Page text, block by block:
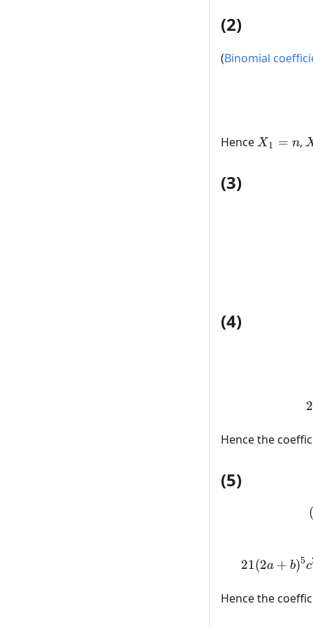
(2)
(Binomial
Hence X_1
X1 = n,
(3)
(4)
Hence the
(5)
(
21(2a + b)5c
Hence the